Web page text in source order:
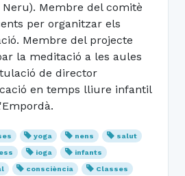
Membre del comitè
per organitzar els
Membre del projecte
la meditació a les aules
de director
en temps lliure infantil
yoga nens
salut
ioga
infants
consciència
Classes